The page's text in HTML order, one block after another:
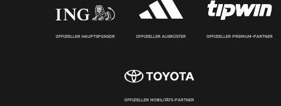
OFFIZIELLER HAUPTSPONSOR OFFIZIELLER AUSRÜSTER OFFIZIELLER PREMIUM-PARTNER
OFFIZIELLER MOBILITÄTS-PARTNER